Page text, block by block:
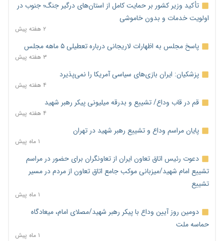
تأکید وزیر کشور بر حمایت کامل از استان‌های درگیر جنگ؛ جنوب در
اولویت خدمات و بدون خاموشی
۲ هفته پیش
پاسخ مجلس به اظهارات لاریجانی درباره تعطیلی ۵ ماهه مجلس
۳ هفته پیش
پزشکیان: ایران بازی‌های سیاسی آمریکا را نمی‌پذیرد
۴ هفته پیش
قم در قاب وداع/ تشییع و بدرقه میلیونی پیکر رهبر شهید
۴ هفته پیش
پایان مراسم وداع و تشییع رهبر شهید در تهران
۱ ماه پیش
دعوت رئیس اتاق تعاون ایران از تعاونگران برای حضور در مراسم
تشییع امام شهید/میزبانی موکب جامع اتاق تعاون از مردم در مسیر
تشییع
۱ ماه پیش
دومین روز آیین وداع با پیکر رهبر شهید/مصلای امام، میعادگاه
حماسه ملت
۱ ماه پیش